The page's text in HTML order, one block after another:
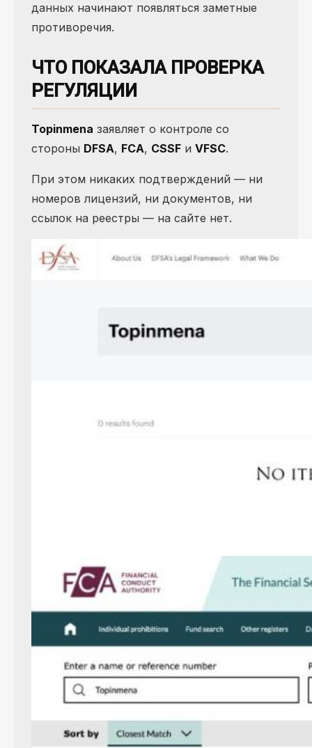
данных начинают появляться заметные
противоречия.
ЧТО ПОКАЗАЛА ПРОВЕРКА
РЕГУЛЯЦИИ
Topinmena заявляет о контроле со
стороны DFSA, FCA, CSSF и VFSC.
При этом никаких подтверждений — ни
номеров лицензий, ни документов, ни
ссылок на реестры — на сайте нет.